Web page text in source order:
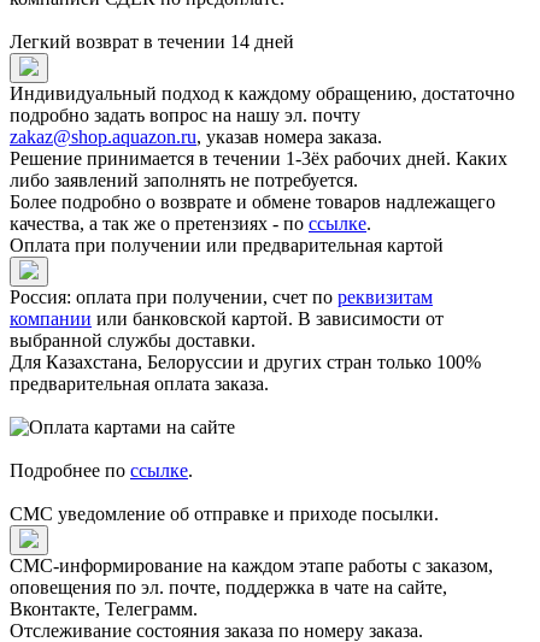
Легкий возврат в течении 14 дней
Индивидуальный подход к каждому обращению, достаточно
подробно задать вопрос на нашу эл. почту
zakaz@shop.aquazon.ru, указав номера заказа.
Решение принимается в течении 1-3ёх рабочих дней. Каких
либо заявлений заполнять не потребуется.
Более подробно о возврате и обмене товаров надлежащего
качества, а так же о претензиях - по ссылке.
Оплата при получении или предварительная картой
Россия: оплата при получении, счет по реквизитам
компании или банковской картой. В зависимости от
выбранной службы доставки.
Для Казахстана, Белоруссии и других стран только 100%
предварительная оплата заказа.
Подробнее по ссылке.
СМС уведомление об отправке и приходе посылки.
СМС-информирование на каждом этапе работы с заказом,
оповещения по эл. почте, поддержка в чате на сайте,
Вконтакте, Телеграмм.
Отслеживание состояния заказа по номеру заказа.